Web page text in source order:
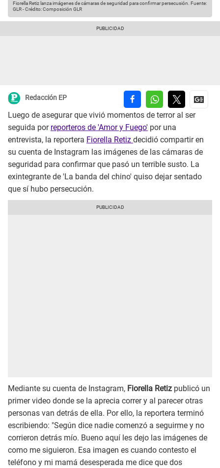
Fiorella Retiz lanza imágenes de cámaras de seguridad para confirmar persecusión. Fuente:
GLR-Crédito: Composición GLR
Redacción EP
Luego de asegurar que vivió momentos de terror al ser
seguida por reporteros de 'Amor y Fuego' por una
entrevista, la reportera Fiorella Retiz decidió compartir en
su cuenta de Instagram las imágenes de las cámaras de
seguridad para confirmar que pasó un terrible susto. La
exintegrante de 'La banda del chino' quiso dejar sentado
que sí hubo persecución.
Mediante su cuenta de Instagram, Fiorella Retiz publicó un
primer video donde se la aprecia correr y al parecer otras
personas van detrás de ella. Por ello, la reportera terminó
escribiendo: "Según dice nadie comenzó a seguirme y no
corrieron detrás mío. Bueno aquí les dejo las imágenes de
como me siguieron. Esa imagen es cuando contesto el
teléfono y mi mamá desesperada me dice que dos